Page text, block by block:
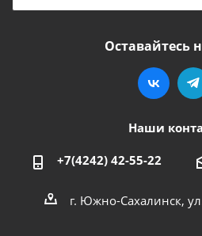
Оставайтесь
Наши
+7(4242) 42-55-22
г. Южно-Сахалинск,